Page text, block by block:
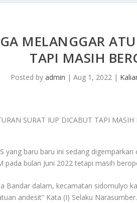
MELANGGAR
TAPI MASIH
Posted by admin | Aug 1, 2022|
yang baru baru ini sedang
pada bulan Juni 2022 tetapi masih
Bandar dalam, kecamatan sidomulyo
andesit” Kata (I) Selaku Narasumber.